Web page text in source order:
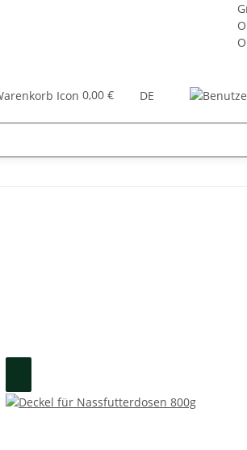
0,00 € DE
Zubehör Bücher Seminare